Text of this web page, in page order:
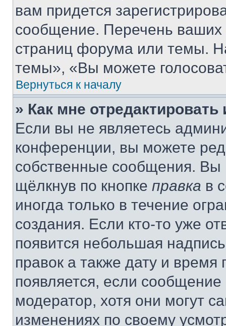
вам придется
сообщение. Перечень ваших
страниц форума или темы.
темы», «Вы можете
Вернуться к началу
» Как мне
Если вы не являетесь
конференции, вы можете
собственные сообщения. Вы
щёлкнув по кнопке правка в
иногда только в течение
создания. Если кто-то уже
появится небольшая
правок а также дату и
появляется, если
модератор, хотя они могут
изменениях по своему